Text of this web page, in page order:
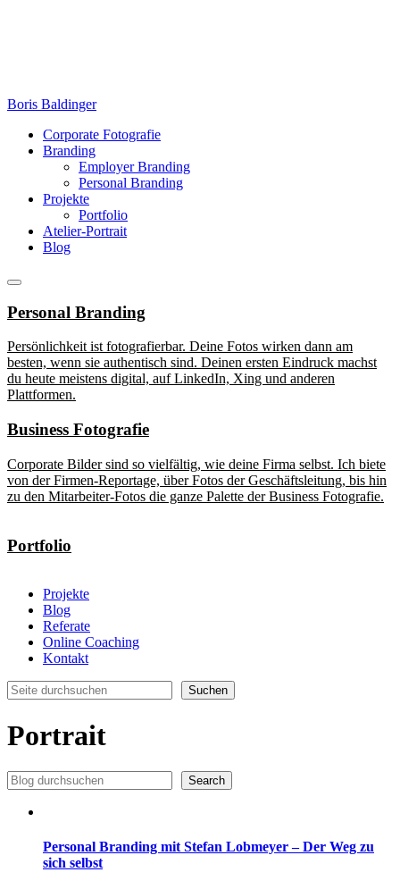
Boris Baldinger
Corporate Fotografie
Branding
Employer Branding
Personal Branding
Projekte
Portfolio
Atelier-Portrait
Blog
Menü
Personal Branding
Persönlichkeit ist fotografierbar. Deine Fotos wirken dann am
besten, wenn sie authentisch sind. Deinen ersten Eindruck machst
du heute meistens digital, auf LinkedIn, Xing und anderen
Plattformen.
Business Fotografie
Corporate Bilder sind so vielfältig, wie deine Firma selbst. Ich biete
von der Firmen-Reportage, über Fotos der Geschäftsleitung, bis hin
zu den Mitarbeiter-Fotos die ganze Palette der Business Fotografie.
Portfolio
Projekte
Blog
Referate
Online Coaching
Kontakt
Suchen
Suchen
Portrait
Search Search
Personal Branding mit Stefan Lobmeyer – Der Weg zu
sich selbst